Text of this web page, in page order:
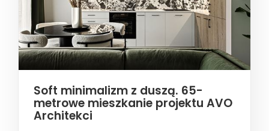
Soft minimalizm z duszą. 65-
metrowe mieszkanie projektu AVO
Architekci